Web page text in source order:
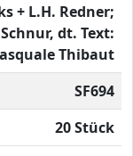
+ L.H. Redner;
dt. Text:
Thibaut
SF694
20 Stück